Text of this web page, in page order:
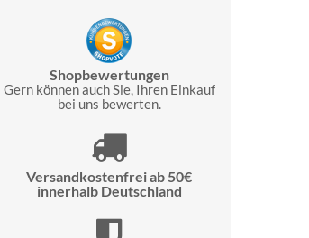
Shopbewertungen
Gern können auch Sie, Ihren Einkauf
bei uns bewerten.
Versandkostenfrei ab 50€
innerhalb Deutschland